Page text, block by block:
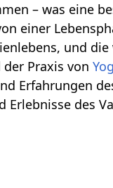
– was eine
einer
und
der Praxis von
Erfahrungen
Erlebnisse des